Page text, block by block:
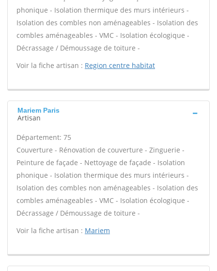
phonique - Isolation thermique des murs intérieurs -
Isolation des combles non aménageables - Isolation des
combles aménageables - VMC - Isolation écologique -
Décrassage / Démoussage de toiture -
Voir la fiche artisan : Region centre habitat
Mariem Paris
Artisan
Département: 75
Couverture - Rénovation de couverture - Zinguerie -
Peinture de façade - Nettoyage de façade - Isolation
phonique - Isolation thermique des murs intérieurs -
Isolation des combles non aménageables - Isolation des
combles aménageables - VMC - Isolation écologique -
Décrassage / Démoussage de toiture -
Voir la fiche artisan : Mariem